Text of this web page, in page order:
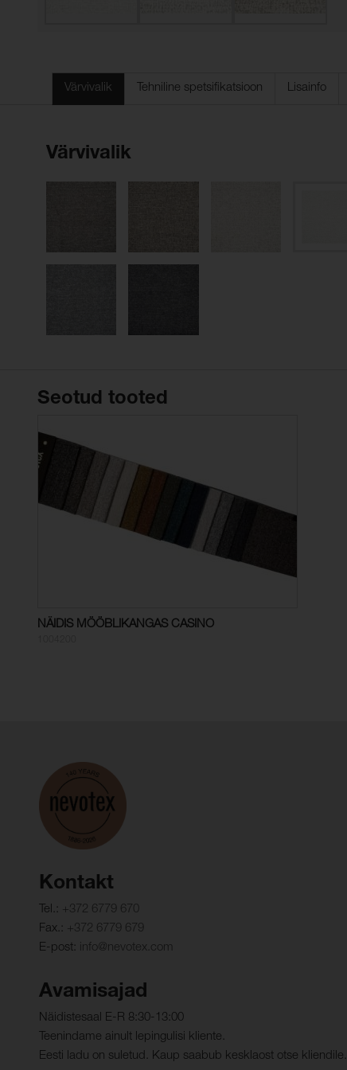
Värvivalik Tehniline spetsifikatsioon Lisainfo
Värvivalik
Seotud tooted
NÄIDIS MÖÖBLIKANGAS CASINO
Kontakt
Tel.: +372 6779 670
Fax.: +372 6779 679
E-post: info@nevotex.com
Avamisajad
Näidistesaal E-R 8:30-13:00
Teenindame ainult lepingulisi kliente.
Eesti ladu on suletud. Kaup saabub kesklaost otse kliendile.